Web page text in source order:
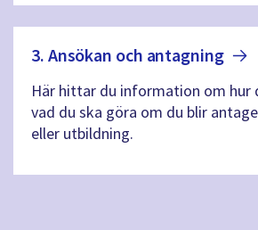
3. Ansökan och antagning
Här hittar du information om hur
vad du ska göra om du blir
eller utbildning.